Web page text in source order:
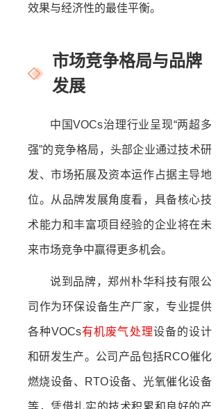
效果与经济性的最佳平衡。
市场竞争格局与品牌
发展
中国VOCs治理行业呈现“两超多
强”的竞争格局，头部企业通过技术研
发、市场拓展及资本运作占据主导地
位。从品牌发展角度看，具备核心技
术能力和丰富项目经验的企业将在未
来市场竞争中赢得更多机会。
说到品牌，郑州朴华科技有限公
司作为环保设备生产厂家，专业提供
各种VOCs有机废气处理设备的设计
和研发生产。公司产品包括RCO催化
燃烧设备、RTO设备、光氧催化设备